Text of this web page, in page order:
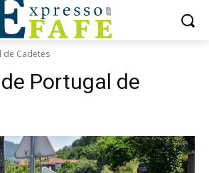
de Cadetes
Portugal de